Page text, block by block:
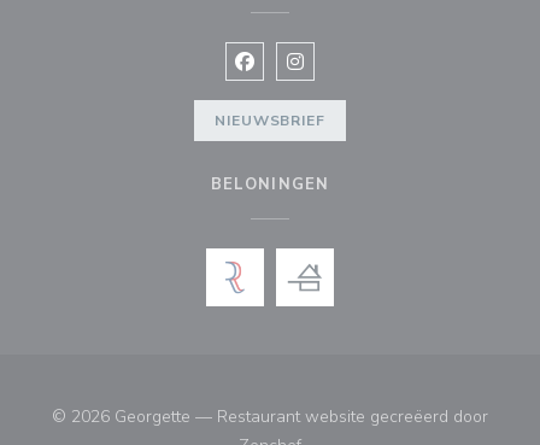
Facebook ((opent in een nieuw
Instagram ((opent in een
NIEUWSBRIEF
BELONINGEN
© 2026 Georgette — Restaurant website gecreëerd door